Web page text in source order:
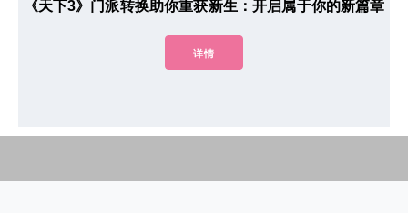
《天下3》门派转换助你重获新生：开启属于你的新篇章
详情